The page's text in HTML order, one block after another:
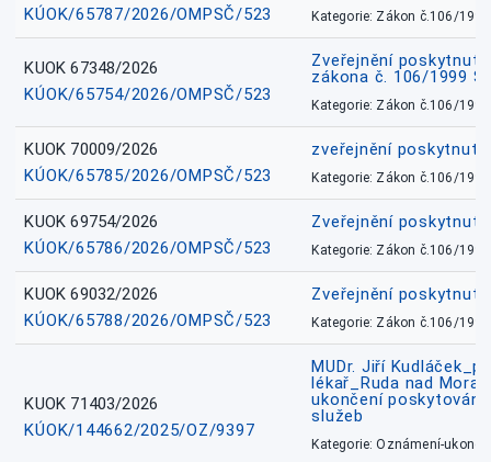
KÚOK/65787/2026/OMPSČ/523
Kategorie: Zákon č.106/1999
KUOK 67348/2026
KÚOK/65754/2026/OMPSČ/523
Zveřejnění
zákona č. 106/1999
Kategorie: Zákon č.106/1999
KUOK 70009/2026
KÚOK/65785/2026/OMPSČ/523
zveřejnění
Kategorie: Zákon č.106/1999
KUOK 69754/2026
KÚOK/65786/2026/OMPSČ/523
Zveřejnění
Kategorie: Zákon č.106/1999
KUOK 69032/2026
KÚOK/65788/2026/OMPSČ/523
Zveřejnění
Kategorie: Zákon č.106/1999
KUOK 71403/2026
KÚOK/144662/2025/OZ/9397
MUDr. Jiří
lékař_Ruda nad
ukončení
služeb
Kategorie: Oznámení-